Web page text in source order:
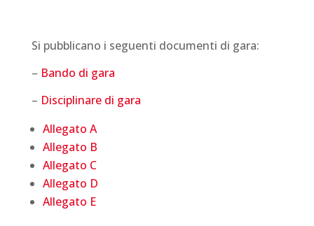
Si pubblicano i seguenti documenti di gara:
– Bando di gara
– Disciplinare di gara
Allegato A
Allegato B
Allegato C
Allegato D
Allegato E